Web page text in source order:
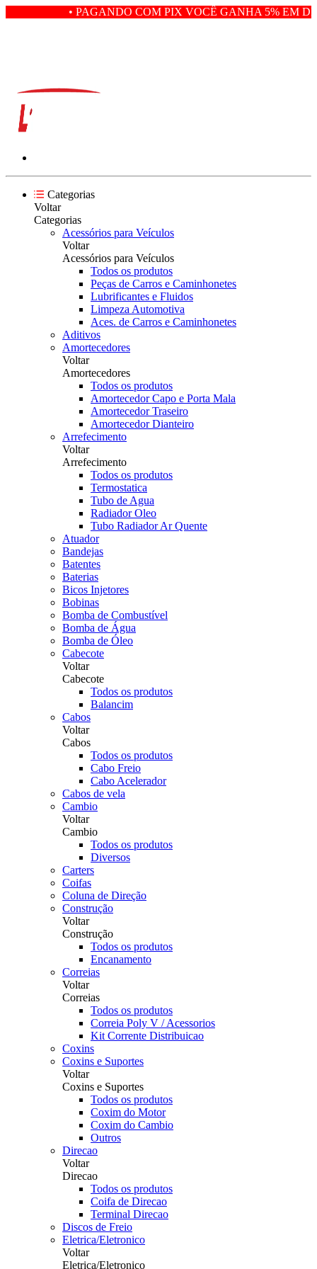
• PAGANDO COM PIX VOCÊ GANHA 5% EM
Categorias
Voltar
Categorias
Acessórios para Veículos
Voltar
Acessórios para Veículos
Todos os produtos
Peças de Carros e Caminhonetes
Lubrificantes e Fluidos
Limpeza Automotiva
Aces. de Carros e Caminhonetes
Aditivos
Amortecedores
Voltar
Amortecedores
Todos os produtos
Amortecedor Capo e Porta Mala
Amortecedor Traseiro
Amortecedor Dianteiro
Arrefecimento
Voltar
Arrefecimento
Todos os produtos
Termostatica
Tubo de Agua
Radiador Oleo
Tubo Radiador Ar Quente
Atuador
Bandejas
Batentes
Baterias
Bicos Injetores
Bobinas
Bomba de Combustível
Bomba de Água
Bomba de Óleo
Cabecote
Voltar
Cabecote
Todos os produtos
Balancim
Cabos
Voltar
Cabos
Todos os produtos
Cabo Freio
Cabo Acelerador
Cabos de vela
Cambio
Voltar
Cambio
Todos os produtos
Diversos
Carters
Coifas
Coluna de Direção
Construção
Voltar
Construção
Todos os produtos
Encanamento
Correias
Voltar
Correias
Todos os produtos
Correia Poly V / Acessorios
Kit Corrente Distribuicao
Coxins
Coxins e Suportes
Voltar
Coxins e Suportes
Todos os produtos
Coxim do Motor
Coxim do Cambio
Outros
Direcao
Voltar
Direcao
Todos os produtos
Coifa de Direcao
Terminal Direcao
Discos de Freio
Eletrica/Eletronico
Voltar
Eletrica/Eletronico